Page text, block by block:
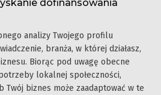
dofinansowania
analizy Twojego profilu
branża, w której działasz,
Biorąc pod uwagę obecne
lokalnej społeczności,
Twój biznes może zaadaptować w te